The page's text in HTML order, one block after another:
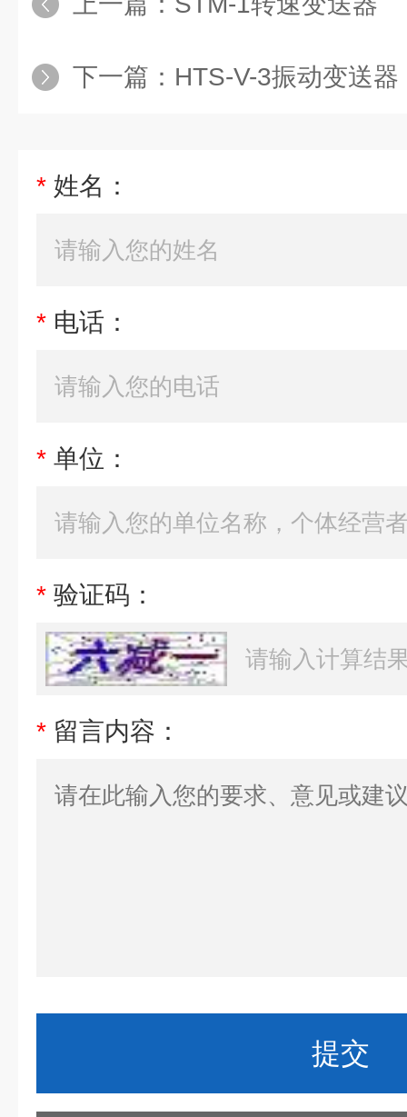
下一篇： HTS-V-3振动变送器
* 姓名：
* 电话：
* 单位：
* 验证码：
* 留言内容：